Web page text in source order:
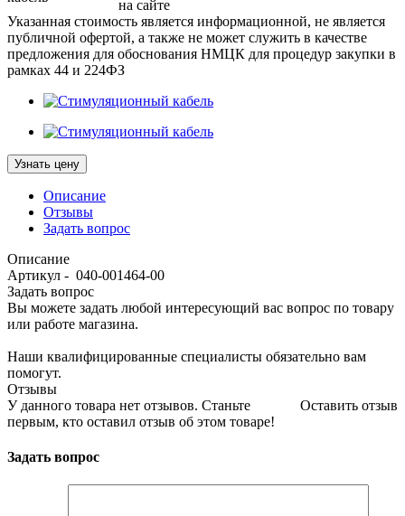
на сайте
Указанная стоимость является информационной, не является
публичной офертой, а также не может служить в качестве
предложения для обоснования НМЦК для процедур закупки в
рамках 44 и 224ФЗ
Узнать цену
Описание
Отзывы
Задать вопрос
Описание
Артикул - 040-001464-00
Задать вопрос
Вы можете задать любой интересующий вас вопрос по товару
или работе магазина.
Наши квалифицированные специалисты обязательно вам
помогут.
Отзывы
Оставить отзыв
У данного товара нет отзывов. Станьте
первым, кто оставил отзыв об этом товаре!
Задать вопрос